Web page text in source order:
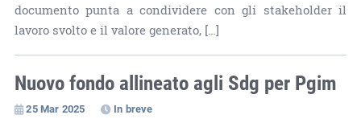
documento punta a condividere con gli stakeholder il
lavoro svolto e il valore generato, […]
Nuovo fondo allineato agli Sdg per Pgim
25 Mar 2025 In breve